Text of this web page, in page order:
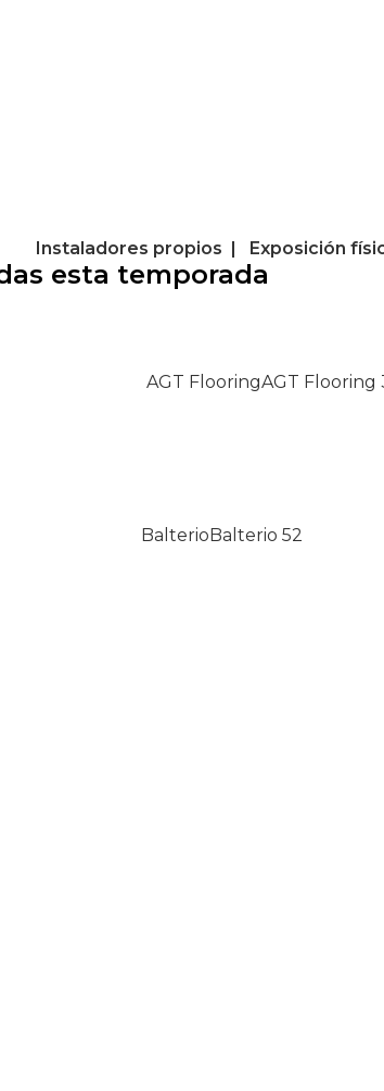
Instaladores propios | Exposición
esta temporada
AGT FlooringAGT Flooring
Balterio Balterio 52